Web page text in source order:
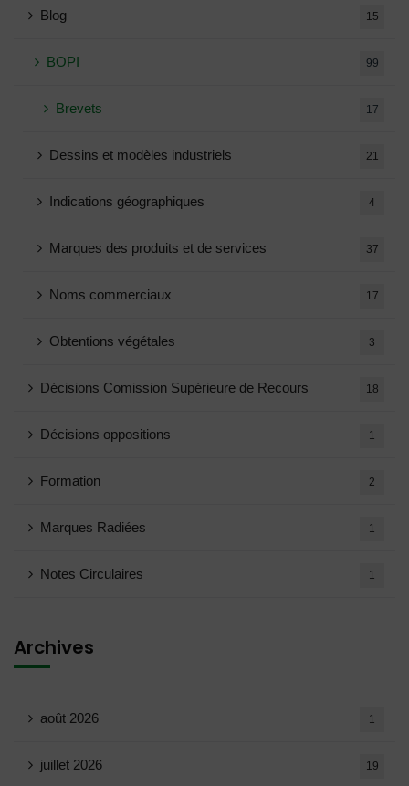
Blog 15
BOPI 99
Brevets 17
Dessins et modèles industriels 21
Indications géographiques 4
Marques des produits et de services 37
Noms commerciaux 17
Obtentions végétales 3
Décisions Comission Supérieure de Recours 18
Décisions oppositions 1
Formation 2
Marques Radiées 1
Notes Circulaires 1
Archives
août 2026 1
juillet 2026 19